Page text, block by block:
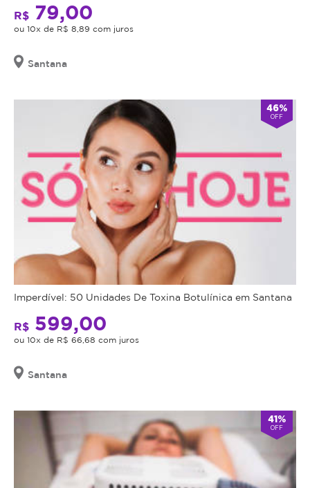
R$ 79,00
ou 10x de R$ 8,89 com juros
Santana
46%
OFF
Imperdível: 50 Unidades De Toxina Botulínica em Santana
R$ 599,00
ou 10x de R$ 66,68 com juros
Santana
41%
OFF